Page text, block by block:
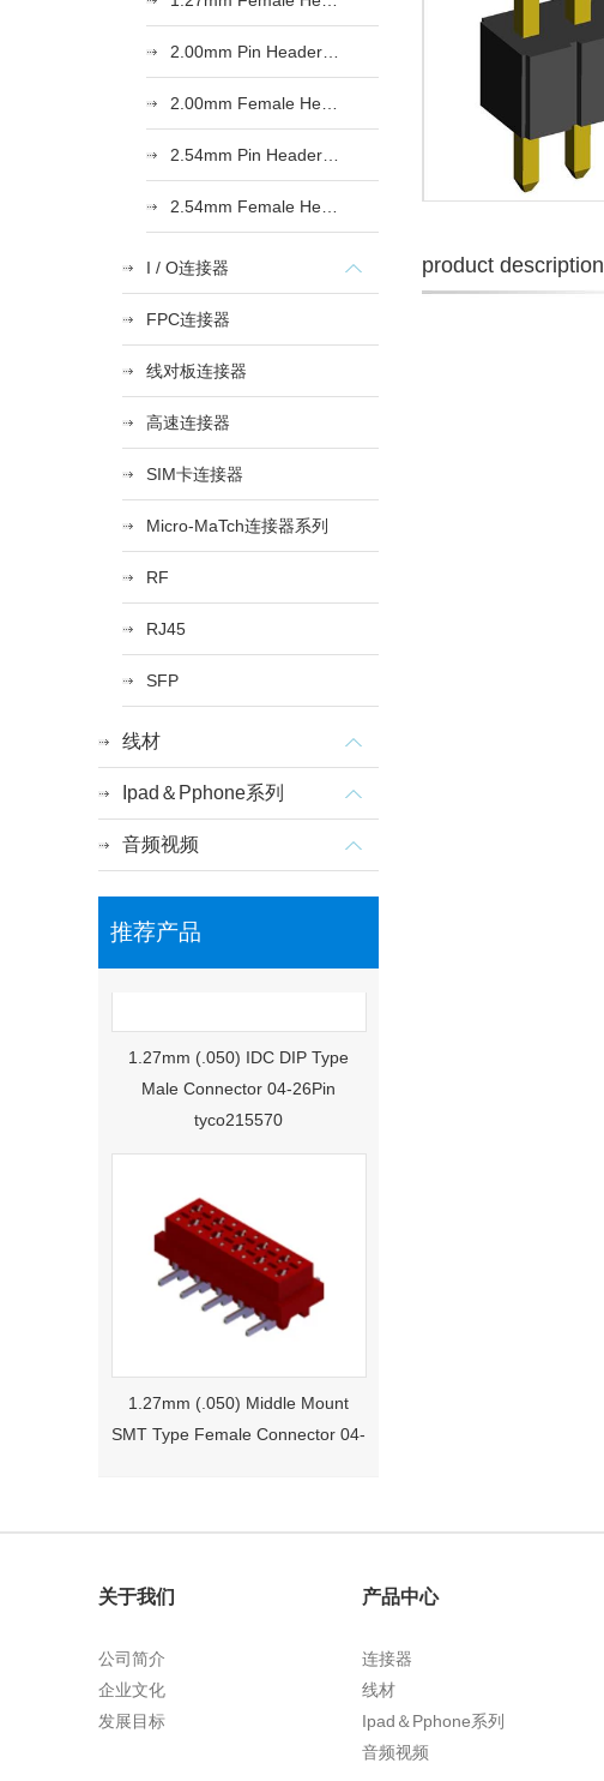
I / O连接器
FPC连接器
线对板连接器
高速连接器
SIM卡连接器
Micro-MaTch连接器系列
RF
RJ45
SFP
线材
Ipad＆Pphone系列
音频视频
推荐产品
1.27mm (.050) IDC DIP Type
Male Connector 04-26Pin
tyco215570
1.27mm (.050) Middle Mount
SMT Type Female Connector 04-
26Pin Tyco 188275
1.27mm (.050) Right Angle DIP
Type Female Connector 04-26Pin
product description
关于我们
公司简介
企业文化
发展目标
产品中心
连接器
线材
Ipad＆Pphone系列
音频视频